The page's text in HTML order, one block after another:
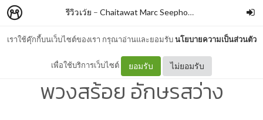
เราใช้คุ๊กกี้บนเว็บไซต์ของเรา กรุณาอ่านและยอมรับนโยบายความเป็นส่วนตัว
เพื่อใช้บริการเว็บไซต์ ยอมรับ ไม่ยอมรับ
รีวิวเว้ย – Chaitawat Marc Seephongsai
MY BEST FRIEND IS ME By
พวงสร้อย อักษรสว่าง